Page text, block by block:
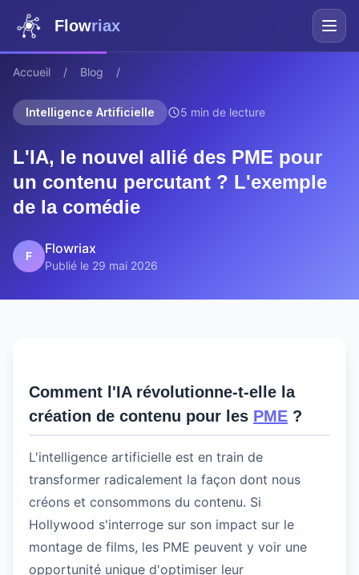
Flowriax
Accueil / Blog /
Intelligence Artificielle 5 min de lecture
L'IA, le nouvel allié des PME pour
un contenu percutant ? L'exemple
de la comédie
F Flowriax
Publié le 29 mai 2026
Comment l'IA révolutionne-t-elle la
création de contenu pour les PME ?
L'intelligence artificielle est en train de
transformer radicalement la façon dont nous
créons et consommons du contenu. Si
Hollywood s'interroge sur son impact sur le
montage de films, les PME peuvent y voir une
opportunité unique d'optimiser leur